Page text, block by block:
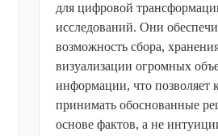
для цифровой
исследований. Они
возможность сбора,
визуализации огромных
информации, что позволяет
принимать обоснованные
основе фактов, а не